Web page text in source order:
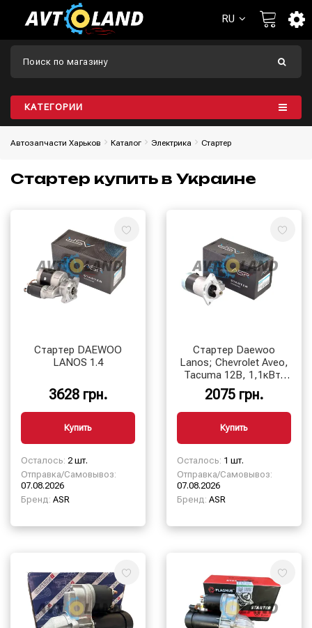
RU
КАТЕГОРИИ
Автозапчасти Харьков Каталог Электрика Стартер
Стартер купить в Украине
Стартер DAEWOO
LANOS 1.4
3628 грн.
Купить
Осталось: 2 шт.
Отправка/Самовывоз:
07.08.2026
Бренд: ASR
Стартер Daewoo
Lanos; Chevrolet Aveo,
Tacuma 12В, 1,1кВт,
9зуб
2075 грн.
Купить
Осталось: 1 шт.
Отправка/Самовывоз:
07.08.2026
Бренд: ASR